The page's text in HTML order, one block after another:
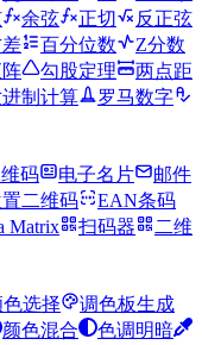
余弦 正切
反正弦
百分位数
Z分数
勾股定理
两点距
制计算
罗马数字
码 电子名片
邮件
二维码
EAN条码
Matrix 扫码器
二维
色选择
调色板生成
颜色混合
色调明暗